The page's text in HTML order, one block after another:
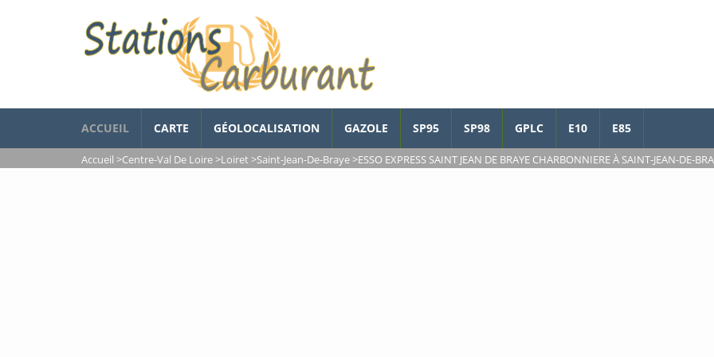
ACCUEIL CARTE GÉOLOCALISATION GAZOLE SP95 SP98 GPLC E10 E85
Accueil >Centre-Val De Loire>Loiret >Saint-Jean-De-Braye>ESSO EXPRESS SAINT JEAN DE BRAYE CHARBONNIERE À SAINT-JEAN-DE-